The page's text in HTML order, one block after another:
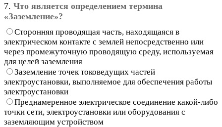
7. Что является определением термина
«Заземление»?
Сторонняя проводящая часть, находящаяся в
электрическом контакте с землей непосредственно или
через промежуточную проводящую среду, используемая
для целей заземления
Заземление точек токоведущих частей
электроустановки, выполняемое для обеспечения работы
электроустановки
Преднамеренное электрическое соединение какой-либо
точки сети, электроустановки или оборудования с
заземляющим устройством